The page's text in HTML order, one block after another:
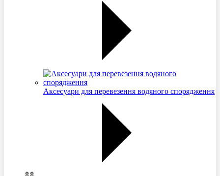
Аксесуари для перевезення водяного спорядження